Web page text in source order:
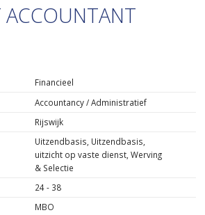
ACCOUNTANT
Financieel
Accountancy / Administratief
Rijswijk
Uitzendbasis, Uitzendbasis,
uitzicht op vaste dienst, Werving
& Selectie
24 - 38
MBO